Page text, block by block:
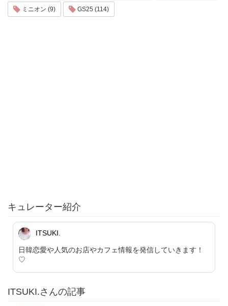
ミニオン (9) GS25 (114)
キュレーター紹介
ITSUKI.
日韓恋愛や人気のお店やカフェ情報を発信していきます！
♡
ITSUKI.さんの記事